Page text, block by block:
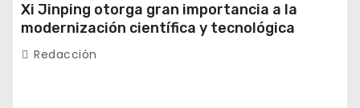
Xi Jinping otorga gran importancia a la
modernización científica y tecnológica
Redacción